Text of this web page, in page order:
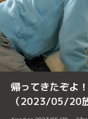
帰ってきたぞよ
（2023/05/20